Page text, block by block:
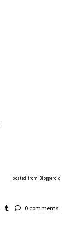
posted from Bloggeroid
0 comments